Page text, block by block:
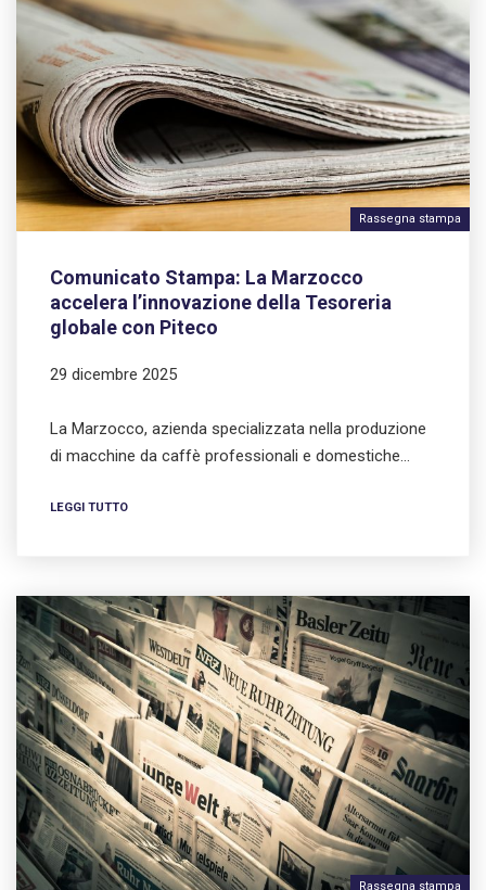
Rassegna stampa
Comunicato Stampa: La Marzocco
accelera l’innovazione della Tesoreria
globale con Piteco
29 dicembre 2025
La Marzocco, azienda specializzata nella produzione
di macchine da caffè professionali e domestiche…
LEGGI TUTTO
Rassegna stampa